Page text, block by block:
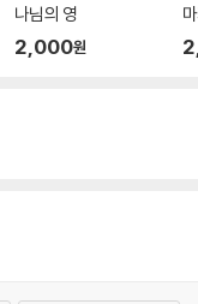
나님의 영
2,000원